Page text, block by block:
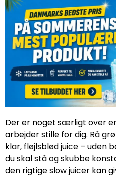
Der er noget særligt over
arbejder stille for dig. Rå
klar, fløjlsblød juice – uden
du skal stå og skubbe
den rigtige slow juicer kan